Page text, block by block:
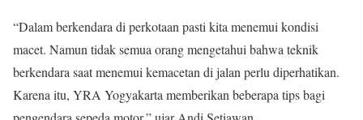
“Dalam berkendara di perkotaan pasti kita menemui kondisi
macet. Namun tidak semua orang mengetahui bahwa teknik
berkendara saat menemui kemacetan di jalan perlu diperhatikan.
Karena itu, YRA Yogyakarta memberikan beberapa tips bagi